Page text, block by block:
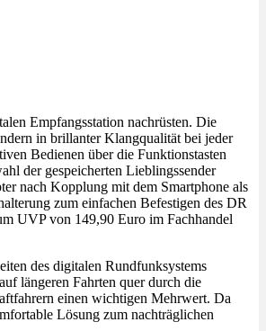
Empfangsstation nachrüsten. Die
in brillanter Klangqualität bei jeder
Bedienen über die Funktionstasten
der gespeicherten Lieblingssender
nach Kopplung mit dem Smartphone als
zum einfachen Befestigen des DR
UVP von 149,90 Euro im Fachhandel
des digitalen Rundfunksystems
längeren Fahrten quer durch die
einen wichtigen Mehrwert. Da
Lösung zum nachträglichen